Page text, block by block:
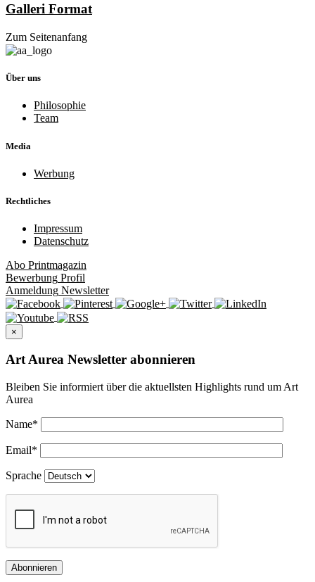
Galleri Format
Zum Seitenanfang
Über uns
Philosophie
Team
Media
Werbung
Rechtliches
Impressum
Datenschutz
Abo Printmagazin
Bewerbung Profil
Anmeldung Newsletter
×
Art Aurea Newsletter abonnieren
Bleiben Sie informiert über die aktuellsten Highlights rund um Art
Aurea
Name*
Email*
Sprache
Abonnieren